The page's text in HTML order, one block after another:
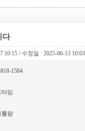
다
10:15 / 수정일 : 2025-06-13
1584
임
틀람